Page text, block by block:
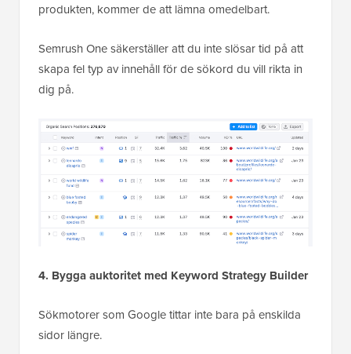
produkten, kommer de att lämna omedelbart.
Semrush One säkerställer att du inte slösar tid på att
skapa fel typ av innehåll för de sökord du vill rikta in
dig på.
4. Bygga auktoritet med Keyword Strategy Builder
Sökmotorer som Google tittar inte bara på enskilda
sidor längre.